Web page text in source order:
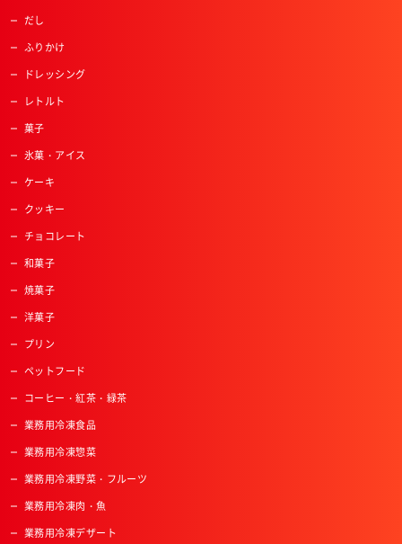
だし
ふりかけ
ドレッシング
レトルト
菓子
氷菓・アイス
ケーキ
クッキー
チョコレート
和菓子
焼菓子
洋菓子
プリン
ペットフード
コーヒー・紅茶・緑茶
業務用冷凍食品
業務用冷凍惣菜
業務用冷凍野菜・フルーツ
業務用冷凍肉・魚
業務用冷凍デザート